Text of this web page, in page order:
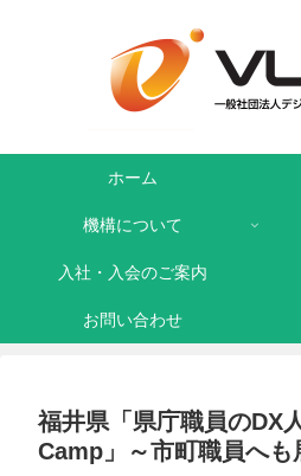
ホーム
機構について
入社・入会のご案内
お問い合わせ
福井県「県庁職員のDX
Camp」～市町職員へも